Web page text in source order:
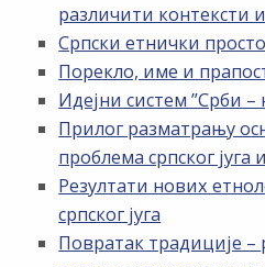
различити контексти
Српски етнички
Порекло, име и
Идејни систем ”Срби –
Прилог разматрању
проблема српског југа
Резултати нових
српског југа
Повратак традиције